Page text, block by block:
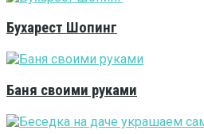
Бухарест Шопинг
Баня своими руками